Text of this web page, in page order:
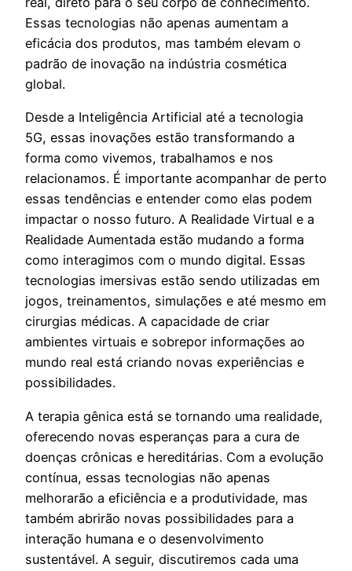
Essas tecnologias não apenas aumentam a
eficácia dos produtos, mas também elevam o
padrão de inovação na indústria cosmética
global.
Desde a Inteligência Artificial até a tecnologia
5G, essas inovações estão transformando a
forma como vivemos, trabalhamos e nos
relacionamos. É importante acompanhar de perto
essas tendências e entender como elas podem
impactar o nosso futuro. A Realidade Virtual e a
Realidade Aumentada estão mudando a forma
como interagimos com o mundo digital. Essas
tecnologias imersivas estão sendo utilizadas em
jogos, treinamentos, simulações e até mesmo em
cirurgias médicas. A capacidade de criar
ambientes virtuais e sobrepor informações ao
mundo real está criando novas experiências e
possibilidades.
A terapia gênica está se tornando uma realidade,
oferecendo novas esperanças para a cura de
doenças crônicas e hereditárias. Com a evolução
contínua, essas tecnologias não apenas
melhorarão a eficiência e a produtividade, mas
também abrirão novas possibilidades para a
interação humana e o desenvolvimento
sustentável. A seguir, discutiremos cada uma